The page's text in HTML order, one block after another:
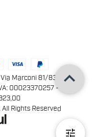
tune
Marconi 81/83,
00023370257 -
Rights Reserved
keyboard_arrow_up